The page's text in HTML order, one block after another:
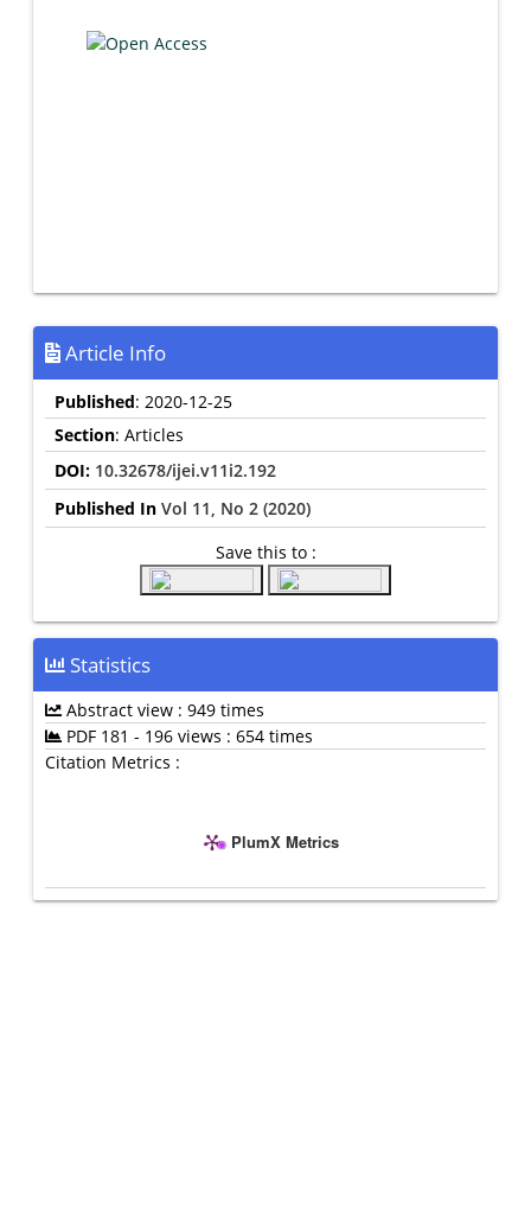
Article Info
Published: 2020-12-25
Section: Articles
DOI: 10.32678/ijei.v11i2.192
Published In Vol 11, No 2 (2020)
Save this to :
Statistics
Abstract view : 949 times
PDF 181 - 196 views : 654 times
Citation Metrics :
PlumX Metrics